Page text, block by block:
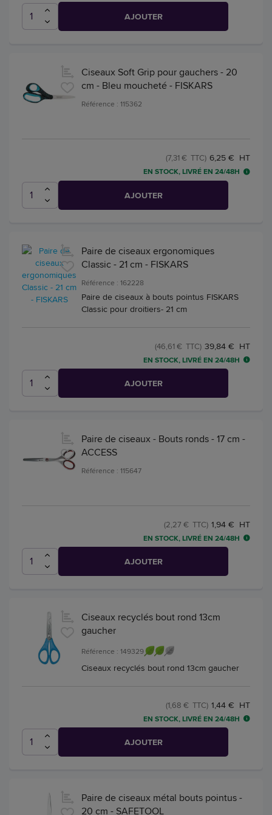
AJOUTER
Ciseaux Soft Grip pour gauchers - 20
cm - Bleu moucheté - FISKARS
Référence : 115362
6,25 € HT
(7,31 € TTC)
EN STOCK, LIVRÉ EN 24/48H
AJOUTER
Paire de ciseaux ergonomiques
Classic - 21 cm - FISKARS
Référence : 162228
Paire de ciseaux à bouts pointus FISKARS
Classic pour droitiers- 21 cm
39,84 € HT
(46,61 € TTC)
EN STOCK, LIVRÉ EN 24/48H
AJOUTER
Paire de ciseaux - Bouts ronds - 17 cm -
ACCESS
Référence : 115647
1,94 € HT
(2,27 € TTC)
EN STOCK, LIVRÉ EN 24/48H
AJOUTER
Ciseaux recyclés bout rond 13cm
gaucher
Référence : 149329
Ciseaux recyclés bout rond 13cm gaucher
1,44 € HT
(1,68 € TTC)
EN STOCK, LIVRÉ EN 24/48H
AJOUTER
Paire de ciseaux métal bouts pointus -
20 cm - SAFETOOL